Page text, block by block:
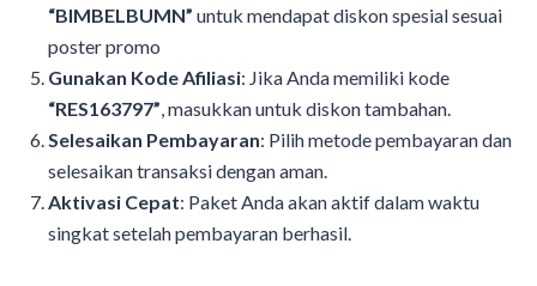
“BIMBELBUMN” untuk mendapat diskon spesial sesuai
poster promo
Gunakan Kode Afiliasi: Jika Anda memiliki kode
“RES163797”, masukkan untuk diskon tambahan.
Selesaikan Pembayaran: Pilih metode pembayaran dan
selesaikan transaksi dengan aman.
Aktivasi Cepat: Paket Anda akan aktif dalam waktu
singkat setelah pembayaran berhasil.